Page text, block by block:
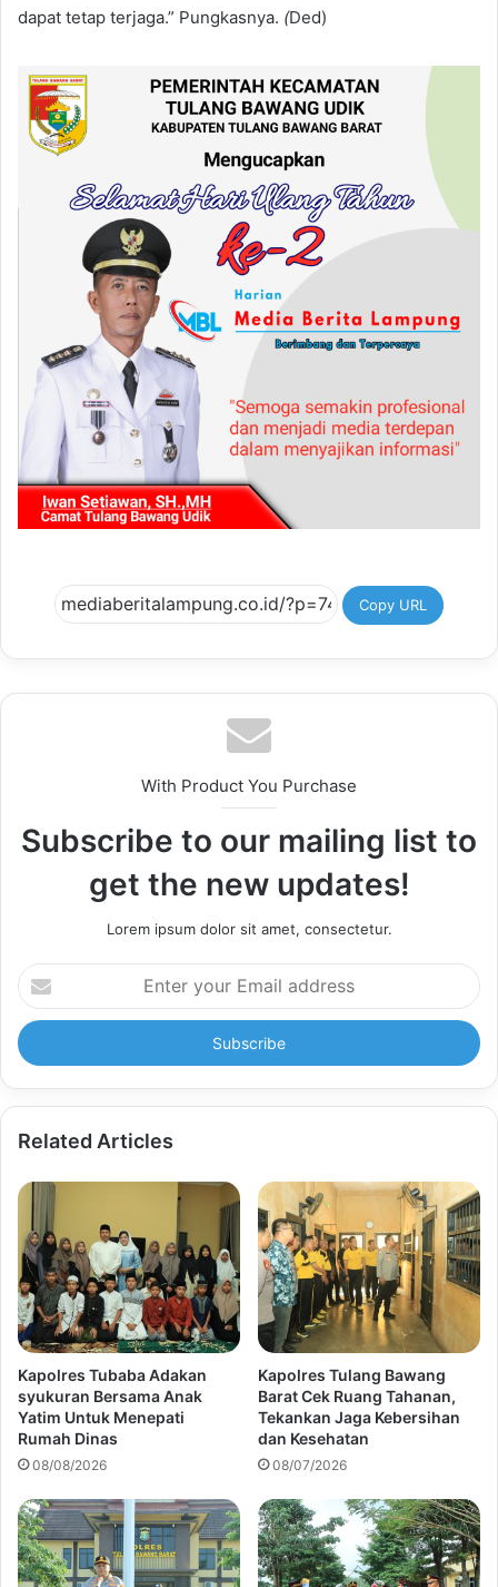
dapat tetap terjaga.” Pungkasnya. (Ded)
Copy URL
With Product You Purchase
Subscribe to our mailing list to
get the new updates!
Lorem ipsum dolor sit amet, consectetur.
Enter
your
Email
address
Related Articles
Kapolres Tubaba Adakan
syukuran Bersama Anak
Yatim Untuk Menepati
Rumah Dinas
08/08/2026
Kapolres Tulang Bawang
Barat Cek Ruang Tahanan,
Tekankan Jaga Kebersihan
dan Kesehatan
08/07/2026